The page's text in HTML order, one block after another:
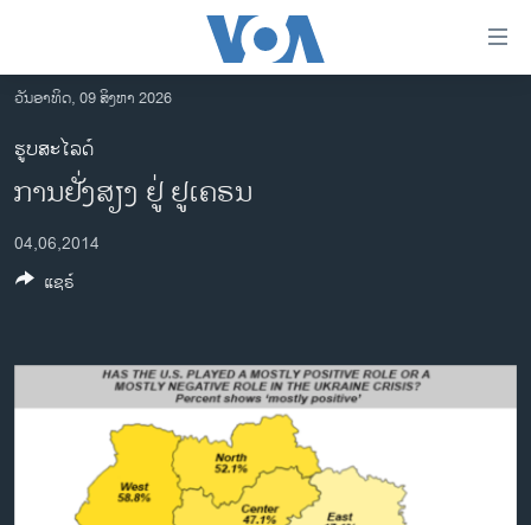
ເຂົ້າ
ຫາ
ຂ້າມ
ຂ້າມ
ໄປ
ຫາ
ລາວ
ອາເມຣິກາ
ການເລືອກຕັ້ງ ປະທານາທີບໍດີ ສະຫະລັດ 2024
ຂ່າວ​ຈີນ
ອິດສະຫຼະພາບດ້ານການຂ່າວ
ຊີວິດຊາວລາວ
ຊຸມຊົນຊາວລາວ
ວັນອາທິດ, 09 ສິງຫາ 2026
ຮູບສະໄລດ໌
ການຢັ່ງສຽງ ຢູ່ ຢູເຄຣນ
04,06,2014
ແຊຣ໌